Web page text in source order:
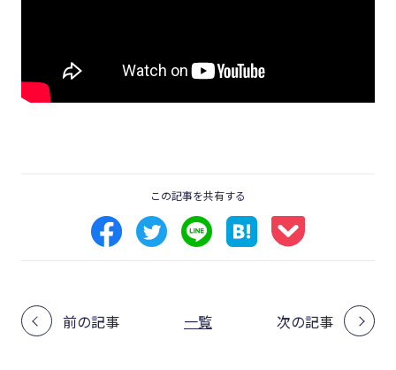
この記事を共有する
前の記事 一覧 次の記事